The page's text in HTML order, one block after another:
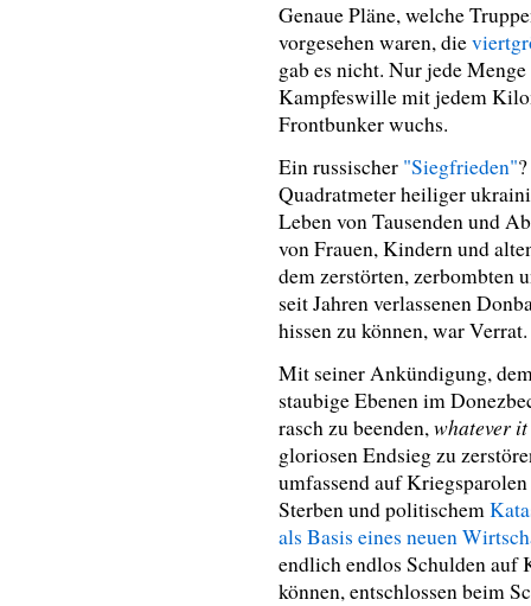
Genaue Pläne, welche
vorgesehen waren, die
gab es nicht. Nur jede
Kampfeswille mit jedem
Frontbunker wuchs.
Ein russischer "Siegfrieden"
Quadratmeter heiliger
Leben von Tausenden und
von Frauen, Kindern und
dem zerstörten, zerbombten
seit Jahren verlassenen
hissen zu können, war Verrat.
Mit seiner Ankündigung,
staubige Ebenen im
rasch zu beenden,whatever
gloriosen Endsieg zu
umfassend auf
Sterben und politischem
als Basis eines neuen
endlich endlos Schulden auf
können, entschlossen beim